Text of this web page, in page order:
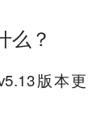
么？
版本更